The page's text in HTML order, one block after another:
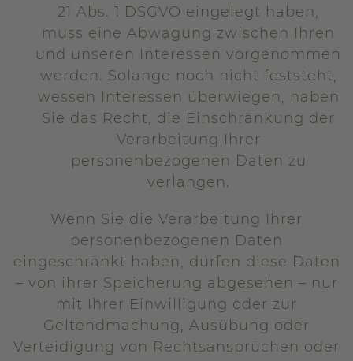
21 Abs. 1 DSGVO eingelegt haben,
muss eine Abwägung zwischen Ihren
und unseren Interessen vorgenommen
werden. Solange noch nicht feststeht,
wessen Interessen überwiegen, haben
Sie das Recht, die Einschränkung der
Verarbeitung Ihrer
personenbezogenen Daten zu
verlangen.
Wenn Sie die Verarbeitung Ihrer
personenbezogenen Daten
eingeschränkt haben, dürfen diese Daten
– von ihrer Speicherung abgesehen – nur
mit Ihrer Einwilligung oder zur
Geltendmachung, Ausübung oder
Verteidigung von Rechtsansprüchen oder